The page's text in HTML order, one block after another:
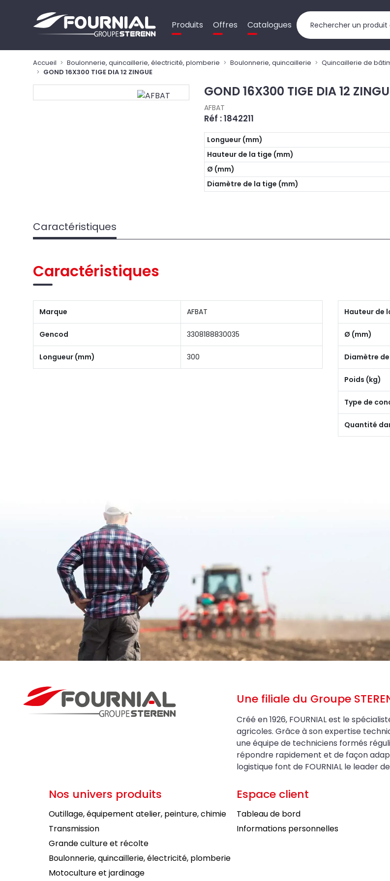
Produits Offres Catalogues
Accueil Boulonnerie, quincaillerie, électricité, plomberie Boulonnerie, quincaillerie Quincaillerie de
GOND 16X300 TIGE DIA 12 ZINGUE
GOND 16X300 TIGE DIA 12
AFBAT
Réf : 1842211
Longueur (mm)
Hauteur de la tige (mm)
Ø (mm)
Diamètre de la tige (mm)
Caractéristiques
Caractéristiques
Marque AFBAT
Gencod 3308188830035
Longueur (mm) 300
Hauteur de
Ø (mm)
Diamètre
Poids (kg)
Type de
Quantité
Une filiale du Groupe
Créé en 1926, FOURNIAL est le
agricoles. Grâce à son expertise
une équipe de techniciens formés
répondre rapidement et de façon
logistique font de FOURNIAL le leader
Nos univers produits
Outillage, équipement atelier, peinture, chimie
Transmission
Grande culture et récolte
Boulonnerie, quincaillerie, électricité, plomberie
Motoculture et jardinage
Espace client
Tableau de bord
Informations personnelles